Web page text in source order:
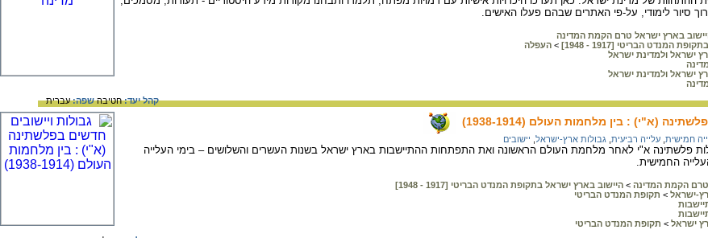
סיור לימודי, על-פי האתרים שבהם פעלו האישים.
בארץ ישראל טרם הקמת המדינה
המנדט הבריטי [1917 - 1948]
> העפלה
ישראל ולמדינת ישראל
ישראל ולמדינת ישראל
קהל יעד:חטיבהשפה:עברית
(א"י) : בין מלחמות העולם (1938-1914)
חמישית עלייה רביעית גבולות ארץ-ישראל יישובים
פלשתינה א"י לאחר מלחמת העולם הראשונה ואת התפתחות ההתיישבות בארץ ישראל בשנות העשרים והשלושים – בימי העלייה
החמישית.
טרם הקמת המדינה > היישוב בארץ ישראל בתקופת המנדט הבריטי [1917 - 1948]
ישראל > תקופת המנדט הבריטי
ישראל > תקופת המנדט הבריטי